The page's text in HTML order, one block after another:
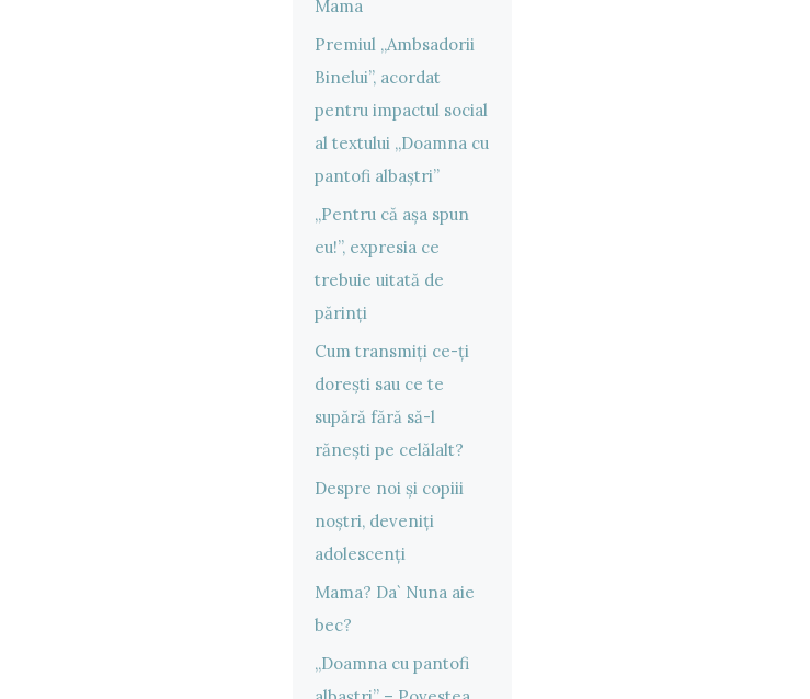
Mama
Premiul „Ambsadorii
Binelui”, acordat
pentru impactul social
al textului „Doamna cu
pantofi albaștri”
„Pentru că așa spun
eu!”, expresia ce
trebuie uitată de
părinți
Cum transmiți ce-ți
dorești sau ce te
supără fără să-l
rănești pe celălalt?
Despre noi și copiii
noștri, deveniți
adolescenți
Mama? Da` Nuna aie
bec?
„Doamna cu pantofi